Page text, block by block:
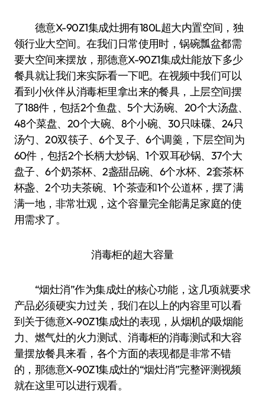
德意X-90Z1集成灶拥有180L超大内置空间，独
领行业大空间。在我们日常使用时，锅碗瓢盆都需
要大空间来摆放，那德意X-90Z1集成灶能放下多少
餐具就让我们来实际看一下吧。在视频中我们可以
看到小伙伴从消毒柜里拿出来的餐具，上层空间摆
了188件，包括2个鱼盘、5个大汤碗、20个大汤盘、
48个菜盘、20个大碗、8个小碗、30只味碟、24只
汤勺、20双筷子、6个叉子、6个调羹，下层空间为
60件，包括2个长柄大炒锅、1个双耳砂锅、37个大
盘子、6个奶茶杯、2盏甜品碗、6个水杯、2套茶杯
杯盏、2个功夫茶碗、1个茶壶和1个公道杯，摆了满
满一地，非常壮观，这个容量完全能满足家庭的使
用需求了。
消毒柜的超大容量
“烟灶消”作为集成灶的核心功能，这几项就要求
产品必须硬实力过关，我们在以上的内容里可以看
到关于德意X-90Z1集成灶的表现，从烟机的吸烟能
力、燃气灶的火力测试、消毒柜的消毒测试和大容
量摆放餐具来看，各个方面的表现都是非常不错
的，那德意X-90Z1集成灶的“烟灶消”完整评测视频
就在这里可以进行观看。